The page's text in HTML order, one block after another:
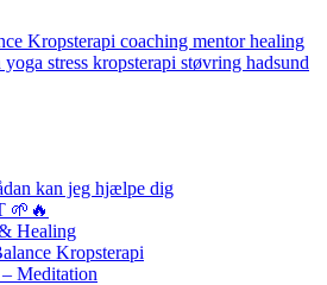
kan jeg hjælpe dig
🌱🔥
Healing
Kropsterapi
Meditation